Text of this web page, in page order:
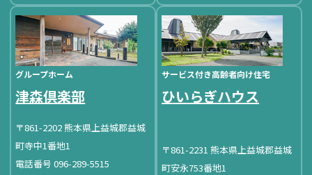
グループホーム
津森倶楽部
〒861-2202 熊本県上益城郡益城
町寺中1番地1
電話番号 096-289-5515
サービス付き高齢者向け住宅
ひいらぎハウス
〒861-2231 熊本県上益城郡益城
町安永753番地1